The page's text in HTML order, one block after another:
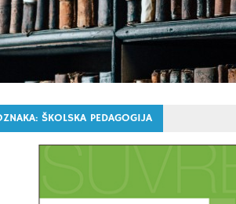
ŠKOLSKA PEDAGOGIJA